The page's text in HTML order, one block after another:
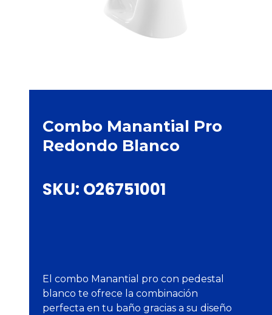
Combo Manantial Pro
Redondo Blanco
SKU: O26751001
El combo Manantial pro con pedestal
blanco te ofrece la combinación
perfecta en tu baño gracias a su diseño